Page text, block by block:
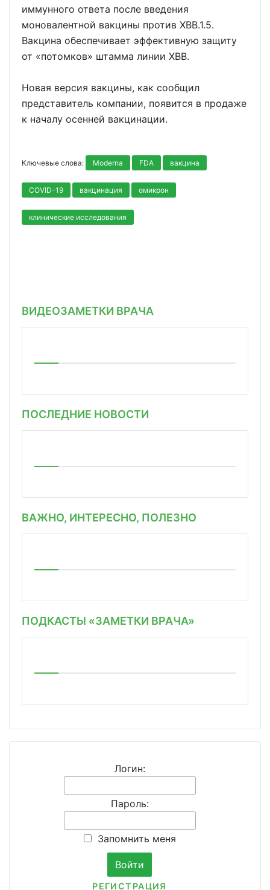
иммунного ответа после введения
моновалентной вакцины против XBB.1.5.
Вакцина обеспечивает эффективную защиту
от «потомков» штамма линии XBB.
Новая версия вакцины, как сообщил
представитель компании, появится в продаже
к началу осенней вакцинации.
Ключевые слова: Moderna FDA вакцина
COVID-19 вакцинация омикрон
клинические исследования
ВИДЕОЗАМЕТКИ ВРАЧА
ПОСЛЕДНИЕ НОВОСТИ
ВАЖНО, ИНТЕРЕСНО, ПОЛЕЗНО
ПОДКАСТЫ «ЗАМЕТКИ ВРАЧА»
Логин:
Пароль:
Запомнить меня
РЕГИСТРАЦИЯ